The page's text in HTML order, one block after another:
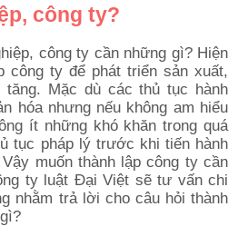
công ty?
công ty cần những gì? Hiện
công ty để phát triển sản xuất,
tăng. Mặc dù các thủ tục hành
hóa nhưng nếu không am hiểu
ít những khó khăn trong quá
tục pháp lý trước khi tiến hành
muốn thành lập công ty cần
ty luật Đại Việt sẽ tư vấn chi
nhằm trả lời cho câu hỏi thành